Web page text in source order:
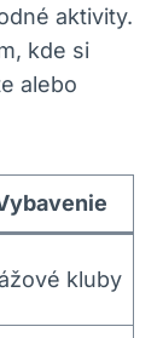
aktivity.
kde si
alebo
kluby